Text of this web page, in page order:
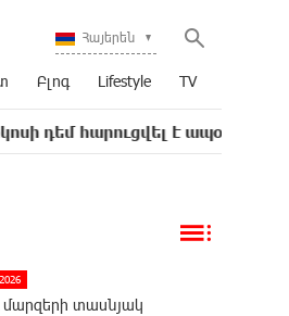
Հայերեն
Բլոգ Lifestyle TV
է ապօրինի քրեական
մարզերի տասնյակ